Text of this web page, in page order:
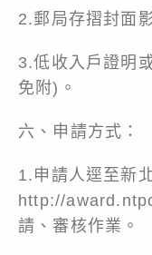
2.郵局存摺封面
3.低收入戶證明
免附)。
六、申請方式：
1.申請人逕至新
http://
請、審核作業。